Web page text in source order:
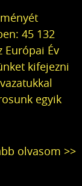
45 132
Európai Év
kifejezni
egyik
olvasom >>